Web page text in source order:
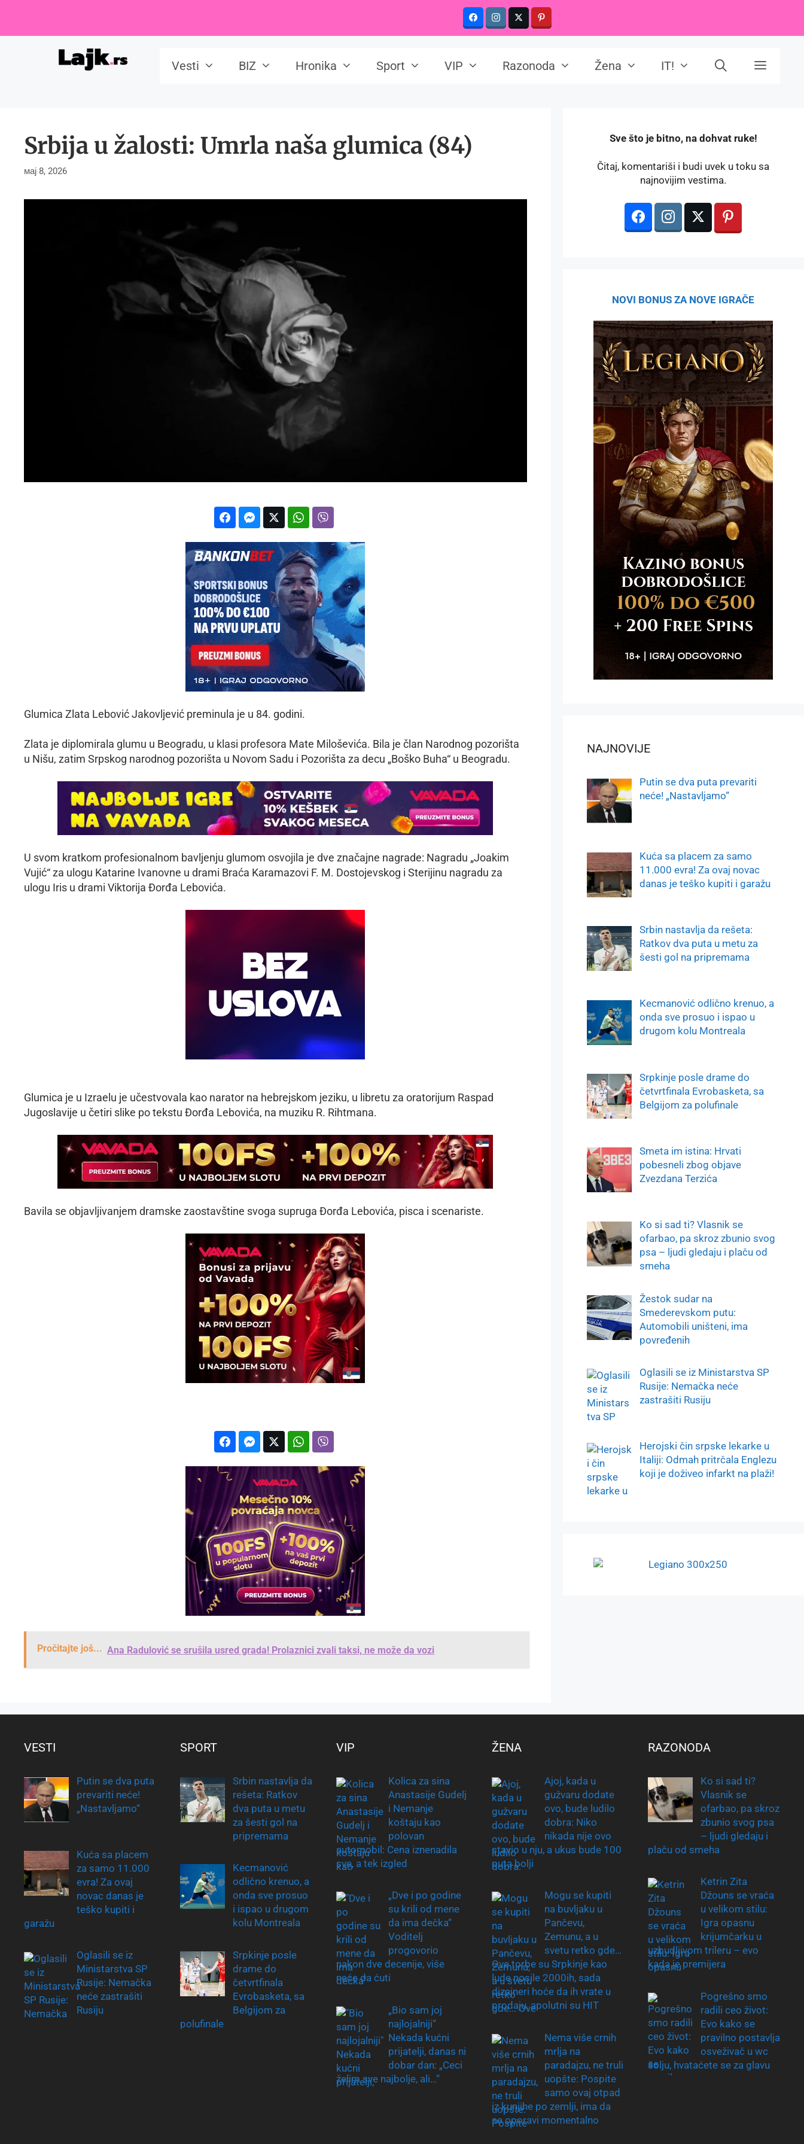
content
Vesti BIZ Hronika Sport VIP Razonoda Žena IT!
Srbija u žalosti: Umrla naša glumica (84)
мај 8, 2026
Glumica Zlata Lebović Jakovljević preminula je u 84. godini.
Zlata je diplomirala glumu u Beogradu, u klasi profesora Mate Miloševića. Bila je član Narodnog pozorišta
u Nišu, zatim Srpskog narodnog pozorišta u Novom Sadu i Pozorišta za decu „Boško Buha“ u Beogradu.
U svom kratkom profesionalnom bavljenju glumom osvojila je dve značajne nagrade: Nagradu „Joakim
Vujić“ za ulogu Katarine Ivanovne u drami Braća Karamazovi F. M. Dostojevskog i Sterijinu nagradu za
ulogu Iris u drami Viktorija Đorđa Lebovića.
Glumica je u Izraelu je učestvovala kao narator na hebrejskom jeziku, u libretu za oratorijum Raspad
Jugoslavije u četiri slike po tekstu Đorđa Lebovića, na muziku R. Rihtmana.
Bavila se objavljivanjem dramske zaostavštine svoga supruga Đorđa Lebovića, pisca i scenariste.
Pročitajte još... Ana Radulović se srušila usred grada! Prolaznici zvali taksi, ne može da vozi
️Sve što je bitno, na dohvat ruke!
Čitaj, komentariši i budi uvek u toku sa
najnovijim vestima.
NOVI BONUS ZA NOVE IGRAČE
NAJNOVIJE
Putin se dva puta prevariti
neće! „Nastavljamo“
Kuća sa placem za samo
11.000 evra! Za ovaj novac
danas je teško kupiti i garažu
Srbin nastavlja da rešeta:
Ratkov dva puta u metu za
šesti gol na pripremama
Kecmanović odlično krenuo, a
onda sve prosuo i ispao u
drugom kolu Montreala
Srpkinje posle drame do
četvrtfinala Evrobasketa, sa
Belgijom za polufinale
Smeta im istina: Hrvati
pobesneli zbog objave
Zvezdana Terzića
Ko si sad ti? Vlasnik se
ofarbao, pa skroz zbunio svog
psa – ljudi gledaju i plaču od
smeha
Žestok sudar na
Smederevskom putu:
Automobili uništeni, ima
povređenih
Oglasili se iz Ministarstva SP
Rusije: Nemačka neće
zastrašiti Rusiju
Herojski čin srpske lekarke u
Italiji: Odmah pritrčala Englezu
koji je doživeo infarkt na plaži!
VESTI
Putin se dva puta
prevariti neće!
„Nastavljamo“
Kuća sa placem
za samo 11.000
evra! Za ovaj
novac danas je
teško kupiti i
garažu
Oglasili se iz
Ministarstva SP
Rusije: Nemačka
neće zastrašiti
Rusiju
SPORT
Srbin nastavlja da
rešeta: Ratkov
dva puta u metu
za šesti gol na
pripremama
Kecmanović
odlično krenuo, a
onda sve prosuo
i ispao u drugom
kolu Montreala
Srpkinje posle
drame do
četvrtfinala
Evrobasketa, sa
Belgijom za
polufinale
VIP
Kolica za sina
Anastasije Gudelj
i Nemanje
koštaju kao
polovan
automobil: Cena iznenadila
sve, a tek izgled
„Dve i po godine
su krili od mene
da ima dečka“
Voditelj
progovorio
nakon dve decenije, više
neće da ćuti
„Bio sam joj
najlojalniji“
Nekada kućni
prijatelji, danas ni
dobar dan: „Ceci
želim sve najbolje, ali…“
ŽENA
Ajoj, kada u
gužvaru dodate
ovo, bude ludilo
dobra: Niko
nikada nije ovo
stavio u nju, a ukus bude 100
puta bolji
Mogu se kupiti
na buvljaku u
Pančevu,
Zemunu, a u
svetu retko gde…
Ove torbe su Srpkinje kao
lude nosile 2000ih, sada
dizajneri hoće da ih vrate u
prodaju, apolutni su HIT
Nema više crnih
mrlja na
paradajzu, ne truli
uopšte: Pospite
samo ovaj otpad
iz kunjihe po zemlji, ima da
se oporavi momentalno
RAZONODA
Ko si sad ti?
Vlasnik se
ofarbao, pa skroz
zbunio svog psa
– ljudi gledaju i
plaču od smeha
Ketrin Zita
Džouns se vraća
u velikom stilu:
Igra opasnu
krijumčarku u
uzbudljivom trileru – evo
kada je premijera
Pogrešno smo
radili ceo život:
Evo kako se
pravilno postavlja
osveživač u wc
šolju, hvataćete se za glavu